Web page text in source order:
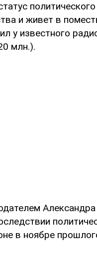
и живет в
у известного
млн.).
в ноябре